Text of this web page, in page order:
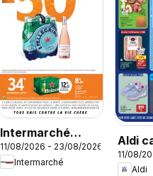
Intermarché
catalogue
11/08/2026 - 23/08/2026
Intermarché
Aldi
11/08/
Aldi